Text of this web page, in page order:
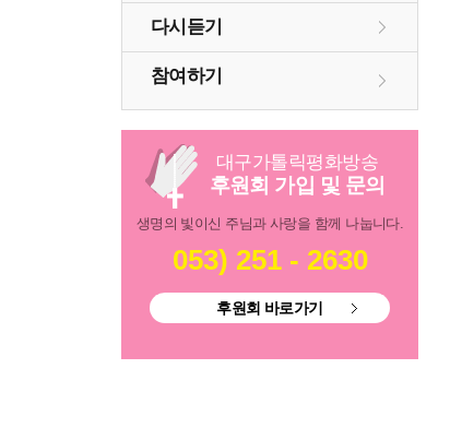
다시듣기
참여하기
대구가톨릭평화방송
후원회 가입 및 문의
생명의 빛이신 주님과 사랑을 함께 나눕니다.
053) 251 - 2630
후원회 바로가기